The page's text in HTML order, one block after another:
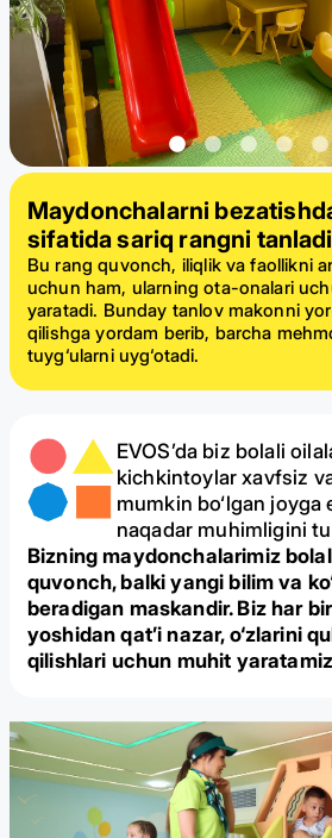
Maydonchalarni
sifatida sariq rangni
Bu rang quvonch, iliqlik va faollikni
uchun ham, ularning ota-onalari
yaratadi. Bunday tanlov makonni
qilishga yordam berib, barcha
tuyg‘ularni uyg‘otadi.
EVOS’da biz bolali
kichkintoylar xavfsiz
mumkin bo‘lgan joyga
naqadar muhimligini
Bizning maydonchalarimiz
quvonch, balki yangi bilim va
beradigan maskandir. Biz har
yoshidan qat’i nazar, o‘zlarini
qilishlari uchun muhit